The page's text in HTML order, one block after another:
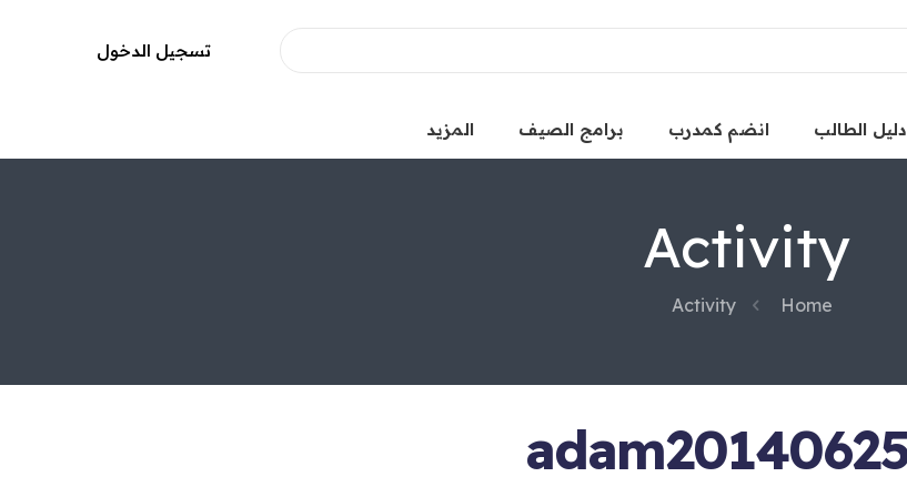
تسجيل الدخول
دليل الطالب انضم كمدرب برامج الصيف المزيد
Activity
Home
Activity